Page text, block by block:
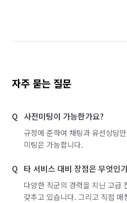
자주 묻는 질문
사전미팅이 가능한가요?
규정에 준하여 채팅과 유선상담
미팅은 가능합니다.
타 서비스 대비 장점은 무엇인
다양한 직군의 경력을 지닌 고급
갖추고 있습니다. 그리고 직접 매